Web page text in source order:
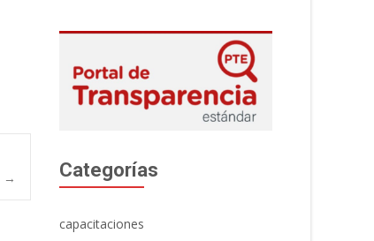
→ Categorías
capacitaciones